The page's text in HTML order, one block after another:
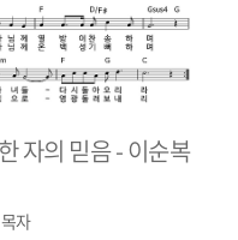
자의 믿음 - 이순복
자